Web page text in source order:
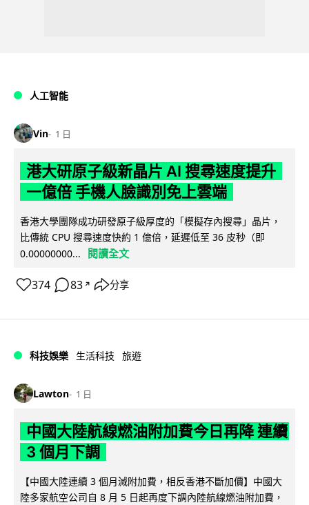
人工智能
Vin 1 日
港大研原子級新晶片 AI 搜尋速度提升
一億倍 手機人臉識別免上雲端
香港大學團隊成功研發原子級厚度的「模擬存內搜尋」晶片，
比傳統 CPU 搜尋速度快約 1 億倍，延遲低至 36 皮秒（即
0.00000000...
閱讀全文
374 83 ↗ 分享
科技娛樂 生活科技 旅遊
Lawton 1 日
中國大陸航線燃油附加費今日再降 連續
3 個月下調
【中國大陸連續 3 個月減附加費，相反香港不斷加價】中國大
陸多家航空公司自 8 月 5 日起再度下調內陸航線燃油附加費，